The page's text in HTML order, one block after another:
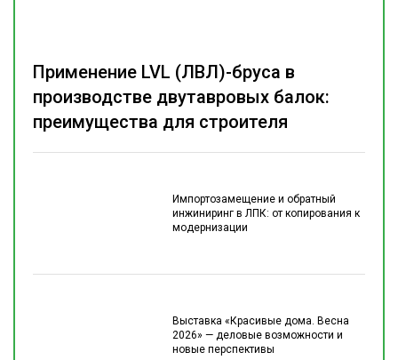
Импортозамещение и обратный
инжиниринг в ЛПК: от копирования к
модернизации
Выставка «Красивые дома. Весна
2026» — деловые возможности и
новые перспективы
Применение LVL (ЛВЛ)-бруса в
производстве двутавровых балок:
преимущества для строителя